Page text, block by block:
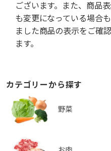
ございます。また、商品
も変更になっている場合
ました商品の表示をご確
ます。
カテゴリーから探す